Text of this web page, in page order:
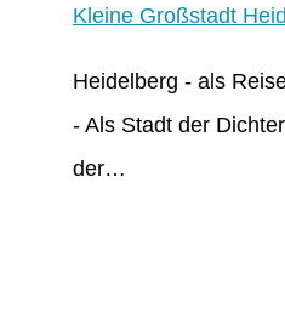
Kleine Großstadt
Heidelberg - als
- Als Stadt der
der…